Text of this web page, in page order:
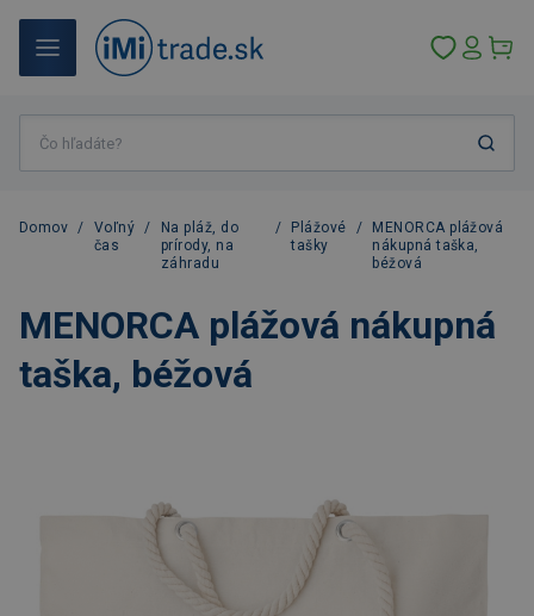
Domov /
Voľný
čas
/
Na pláž, do
prírody, na
záhradu
/
Plážové
tašky
/
MENORCA plážová
nákupná taška,
béžová
MENORCA plážová nákupná
taška, béžová